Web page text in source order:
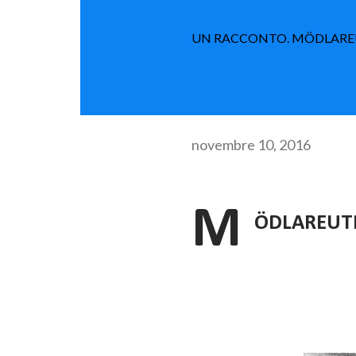
UN RACCONTO.
novembre 10, 2016
M